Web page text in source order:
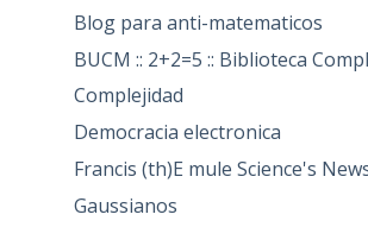
Blog para anti-matematicos
BUCM :: 2+2=5 :: Biblioteca
Complejidad
Democracia electronica
Francis (th)E mule Science's
Gaussianos